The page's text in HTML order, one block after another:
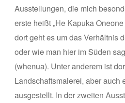
Ausstellungen, die mich
erste heißt „He Kapuka
dort geht es um das Verhältnis
oder wie man hier im Süden
(whenua). Unter anderem ist
Landschaftsmalerei, aber auch
ausgestellt. In der zweiten